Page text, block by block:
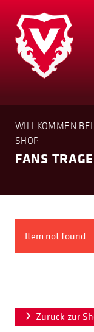
WILLKOMMEN
SHOP
FANS
Item not found
Zurück zur